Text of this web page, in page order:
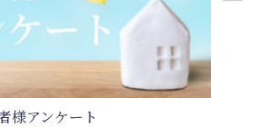
様アンケート